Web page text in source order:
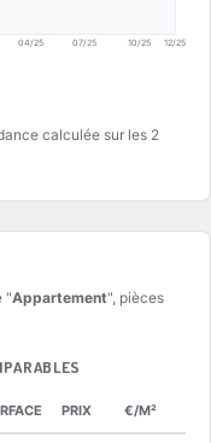
04/25 07/25 10/25 12/25
calculée sur les 2
"Appartement", pièces
PRIX €/M²